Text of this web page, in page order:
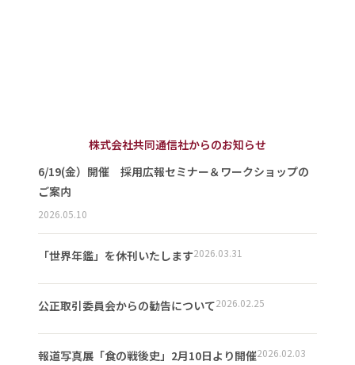
株式会社共同通信社からのお知らせ
6/19(金）開催 採用広報セミナー＆ワークショップの
ご案内
2026.05.10
「世界年鑑」を休刊いたします2026.03.31
公正取引委員会からの勧告について2026.02.25
報道写真展「食の戦後史」2月10日より開催2026.02.03